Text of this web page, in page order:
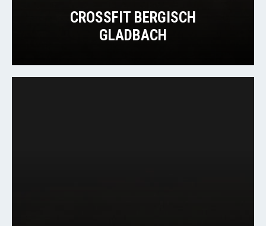
CROSSFIT BERGISCH
GLADBACH